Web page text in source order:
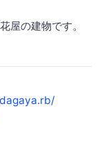
屋の建物です。